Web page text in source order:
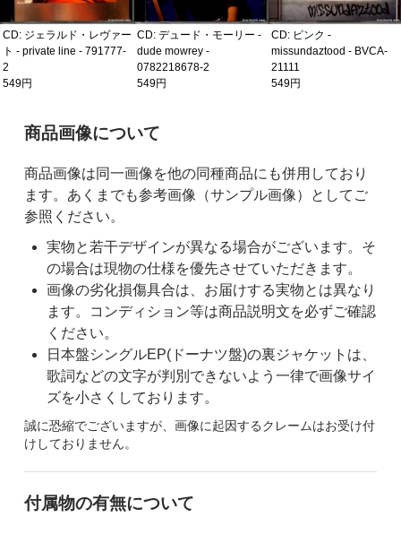
CD: ジェラルド・レヴァー
ト - private line - 791777-
2
549円
CD: デュード・モーリー -
dude mowrey -
0782218678-2
549円
CD: ピンク -
missundaztood - BVCA-
21111
549円
ご購入前の注意事項
商品画像について
商品画像は同一画像を他の同種商品にも併用しており
ます。あくまでも参考画像（サンプル画像）としてご
参照ください。
実物と若干デザインが異なる場合がございます。そ
の場合は現物の仕様を優先させていただきます。
画像の劣化損傷具合は、お届けする実物とは異なり
ます。コンディション等は商品説明文を必ずご確認
ください。
日本盤シングルEP(ドーナツ盤)の裏ジャケットは、
歌詞などの文字が判別できないよう一律で画像サイ
ズを小さくしております。
誠に恐縮でございますが、画像に起因するクレームはお受け付
けしておりません。
付属物の有無について